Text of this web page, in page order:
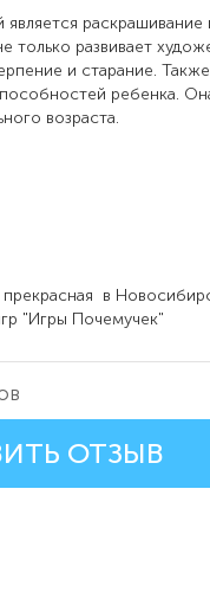
раскрашивание
только развивает
и старание.
ребенка.
возраста.
прекрасная в
"Игры Почемучек"
ОТЗЫВ